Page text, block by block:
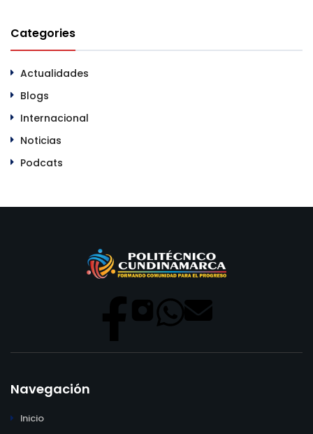
Categories
Actualidades
Blogs
Internacional
Noticias
Podcats
Navegación
Inicio